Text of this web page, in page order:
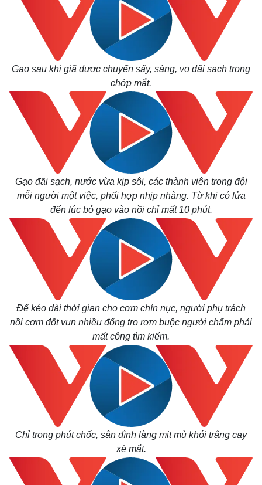
Gạo sau khi giã được chuyển sẩy, sàng, vo đãi sạch trong
chớp mắt.
Gạo đãi sạch, nước vừa kịp sôi, các thành viên trong đội
mỗi người một việc, phối hợp nhịp nhàng. Từ khi có lửa
đến lúc bỏ gạo vào nồi chỉ mất 10 phút.
Để kéo dài thời gian cho cơm chín nục, người phụ trách
nồi cơm đốt vun nhiều đống tro rơm buộc người chấm phải
mất công tìm kiếm.
Chỉ trong phút chốc, sân đình làng mịt mù khói trắng cay
xè mắt.